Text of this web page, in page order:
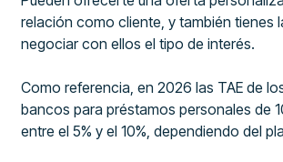
relación como cliente, y también tienes
negociar con ellos el tipo de interés.
Como referencia, en 2026 las TAE de
bancos para préstamos personales de
entre el 5% y el 10%, dependiendo del